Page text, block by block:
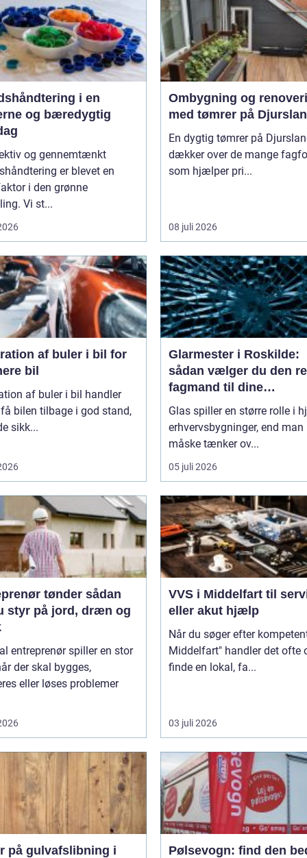
i en
og bæredygtig
og gennemtænkt
er blevet en
i den grønne
Vi st...
Ombygning og
med tømrer på
En dygtig tømrer på
dækker over de mange
som hjælper pri...
08 juli 2026
af buler i bil for
bil
af buler i bil handler
bilen tilbage i god stand,
sikk...
Glarmester i Roskilde:
sådan vælger du den
fagmand til dine
glasopgaver
Glas spiller en større rolle i
erhvervsbygninger, end man
måske tænker ov...
05 juli 2026
tønder sådan
styr på jord, dræn og
entreprenør spiller en stor
der skal bygges,
eller løses problemer
VVS i Middelfart til
eller akut hjælp
Når du søger efter
Middelfart" handler det ofte
finde en lokal, fa...
03 juli 2026
på gulvafslibning i
Pølsevogn: find den